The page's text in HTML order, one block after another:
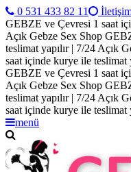
0 531 433 82 11
GEBZE ve Çevresi 1 saat
Açık Gebze Sex Shop
teslimat yapılır | 7/24 Açık
saat içinde kurye ile teslimat
GEBZE ve Çevresi 1 saat
Açık Gebze Sex Shop
teslimat yapılır | 7/24 Açık
saat içinde kurye ile teslimat
menü